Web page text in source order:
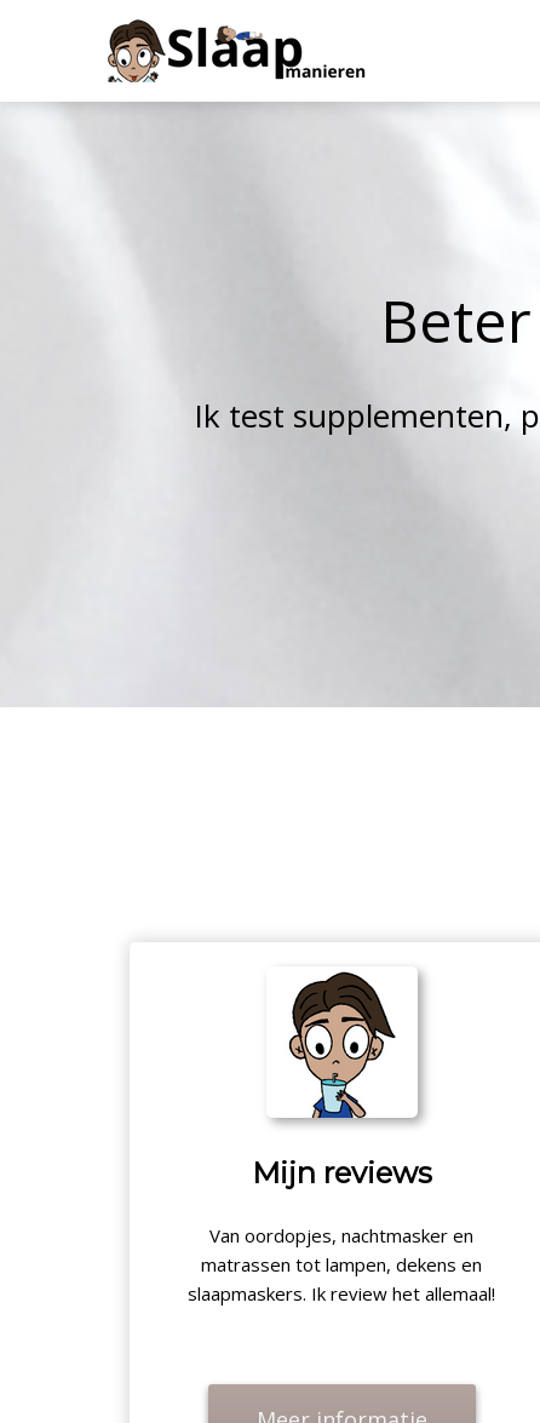
Beter
Ik test supplementen,
Mijn reviews
Van oordopjes, nachtmasker en
matrassen tot lampen, dekens en
slaapmaskers. Ik review het allemaal!